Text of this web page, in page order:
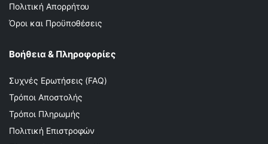
Πολιτική Απορρήτου
Όροι και Προϋποθέσεις
Βοήθεια & Πληροφορίες
Συχνές Ερωτήσεις (FAQ)
Τρόποι Αποστολής
Τρόποι Πληρωμής
Πολιτική Επιστροφών